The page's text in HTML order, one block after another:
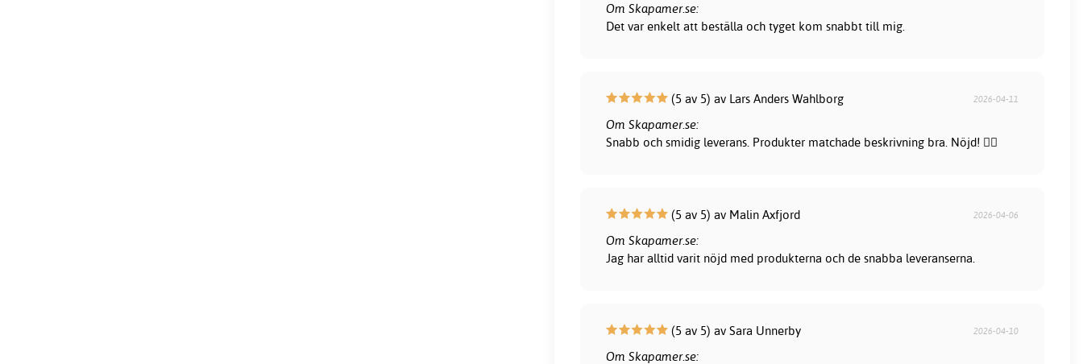
Om Skapamer.se:
Det var enkelt att beställa och tyget kom snabbt till mig.
(5 av 5) av Lars Anders Wahlborg 2026-04-11
Om Skapamer.se:
Snabb och smidig leverans. Produkter matchade beskrivning bra. Nöjd! 👍🏻
(5 av 5) av Malin Axfjord 2026-04-06
Om Skapamer.se:
Jag har alltid varit nöjd med produkterna och de snabba leveranserna.
(5 av 5) av Sara Unnerby 2026-04-10
Om Skapamer.se: